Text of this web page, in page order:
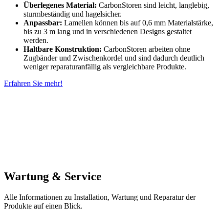
Überlegenes Material: CarbonStoren sind leicht, langlebig,
sturmbeständig und hagelsicher.
Anpassbar: Lamellen können bis auf 0,6 mm Materialstärke,
bis zu 3 m lang und in verschiedenen Designs gestaltet
werden.
Haltbare Konstruktion: CarbonStoren arbeiten ohne
Zugbänder und Zwischenkordel und sind dadurch deutlich
weniger reparaturanfällig als vergleichbare Produkte.
Erfahren Sie mehr!
Wartung & Service
Alle Informationen zu Installation, Wartung und Reparatur der
Produkte auf einen Blick.